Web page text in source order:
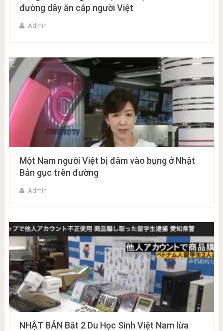
đường dây ăn cắp người Việt
Admin
Một Nam người Việt bị đâm vào bụng ở Nhật
Bản gục trên đường
Admin
NHẬT BẢN Bắt 2 Du Học Sinh Việt Nam lừa